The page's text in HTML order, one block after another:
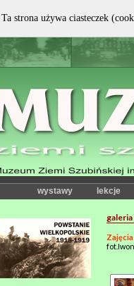
wystawy lekcje
galeria
Ta strona używa ciasteczek